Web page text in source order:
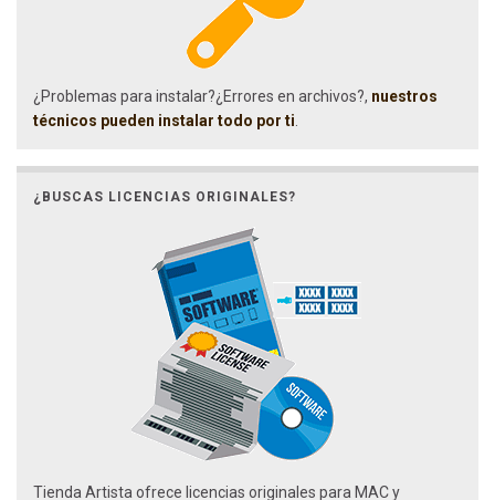
¿Problemas para instalar?¿Errores en archivos?, nuestros
técnicos pueden instalar todo por ti
¿BUSCAS LICENCIAS ORIGINALES?
Tienda Artista ofrece licencias originales para MAC y